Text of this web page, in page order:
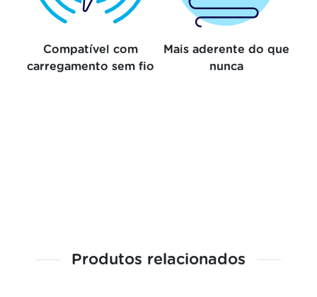
Compatível com
carregamento sem fio
Mais aderente do que
nunca
Produtos relacionados